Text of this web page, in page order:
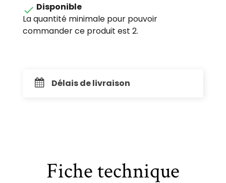
 Disponible
La quantité minimale pour pouvoir
commander ce produit est 2.
Délais de livraison
Fiche technique